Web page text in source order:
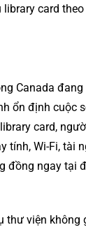
library card
Canada
ổn định cuộc
card,
tính, Wi-Fi, tài
đồng ngay tại
thư viện